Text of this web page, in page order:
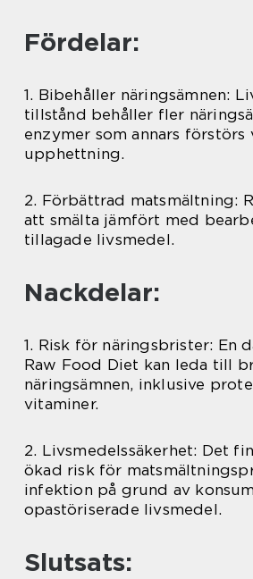
Fördelar:
1. Bibehåller näringsämnen:
tillstånd behåller fler
enzymer som annars förstörs
upphettning.
2. Förbättrad matsmältning:
att smälta jämfört med
tillagade livsmedel.
Nackdelar:
1. Risk för näringsbrister: En
Raw Food Diet kan leda till
näringsämnen, inklusive
vitaminer.
2. Livsmedelssäkerhet: Det
ökad risk för
infektion på grund av
opastöriserade livsmedel.
Slutsats: